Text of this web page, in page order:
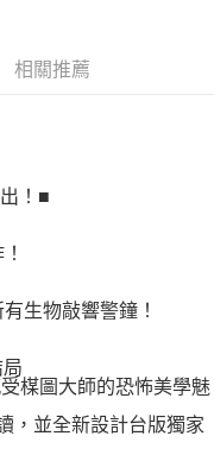
將交易相關給付款項請求債
人之同意方可使用
損失，本公司不負相關責
形，本公司將視審查結果
若發現惡意使用之情形，
額度並採取法律行動。
相關推薦
！■
生物敲響警鐘！
楳圖大師的恐怖美學魅
，並全新設計台版獨家